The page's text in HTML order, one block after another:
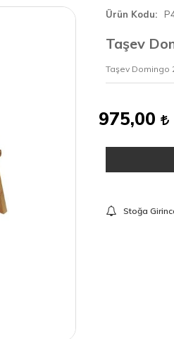
Ürün Kodu
Taşev
Taşev Domingo
975,00
Stoğa